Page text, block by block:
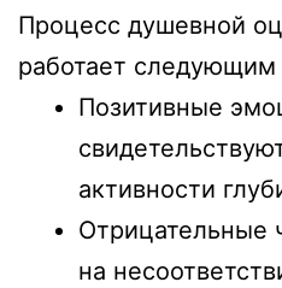
Процесс душевной
работает следующим
Позитивные
активности
Отрицательные
на